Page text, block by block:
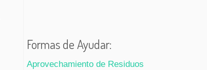
Formas de Ayudar:
Aprovechamiento de Residuos